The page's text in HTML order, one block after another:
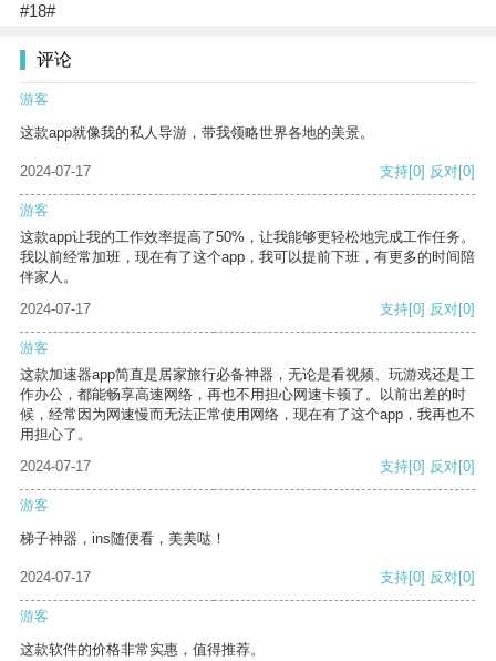
#18#
评论
游客
这款app就像我的私人导游，带我领略世界各地的美景。
2024-07-17 支持[0] 反对[0]
游客
这款app让我的工作效率提高了50%，让我能够更轻松地完成工作任务。
我以前经常加班，现在有了这个app，我可以提前下班，有更多的时间陪
伴家人。
2024-07-17
支持[0] 反对[0]
游客
这款加速器app简直是居家旅行必备神器，无论是看视频、玩游戏还是工
作办公，都能畅享高速网络，再也不用担心网速卡顿了。以前出差的时
候，经常因为网速慢而无法正常使用网络，现在有了这个app，我再也不
用担心了。
2024-07-17
支持[0] 反对[0]
游客
梯子神器，ins随便看，美美哒！
2024-07-17 支持[0] 反对[0]
游客
这款软件的价格非常实惠，值得推荐。